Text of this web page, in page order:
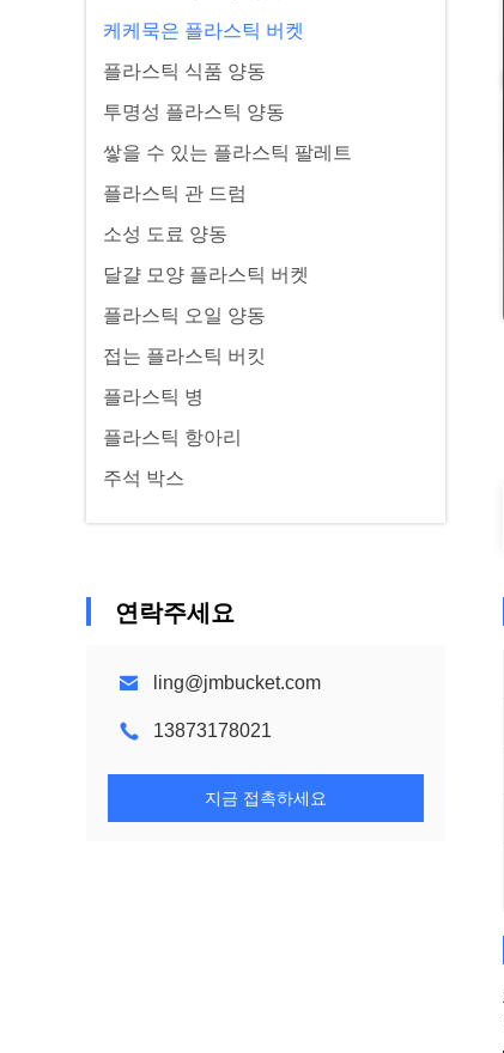
케케묵은 플라스틱 버켓
플라스틱 식품 양동
투명성 플라스틱 양동
쌓을 수 있는 플라스틱 팔레트
플라스틱 관 드럼
소성 도료 양동
달걀 모양 플라스틱 버켓
플라스틱 오일 양동
접는 플라스틱 버킷
플라스틱 병
플라스틱 항아리
주석 박스
연락주세요
ling@jmbucket.com
13873178021
지금 접촉하세요